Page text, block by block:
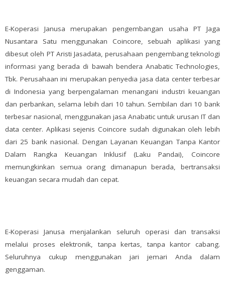
E-Koperasi Janusa merupakan pengembangan usaha PT Jaga
Nusantara Satu menggunakan Coincore, sebuah aplikasi yang
dibesut oleh PT Aristi Jasadata, perusahaan pengembang teknologi
informasi yang berada di bawah bendera Anabatic Technologies,
Tbk. Perusahaan ini merupakan penyedia jasa data center terbesar
di Indonesia yang berpengalaman menangani industri keuangan
dan perbankan, selama lebih dari 10 tahun. Sembilan dari 10 bank
terbesar nasional, menggunakan jasa Anabatic untuk urusan IT dan
data center. Aplikasi sejenis Coincore sudah digunakan oleh lebih
dari 25 bank nasional. Dengan Layanan Keuangan Tanpa Kantor
Dalam Rangka Keuangan Inklusif (Laku Pandai), Coincore
memungkinkan semua orang dimanapun berada, bertransaksi
keuangan secara mudah dan cepat.
E-Koperasi Janusa menjalankan seluruh operasi dan transaksi
melalui proses elektronik, tanpa kertas, tanpa kantor cabang.
Seluruhnya cukup menggunakan jari jemari Anda dalam
genggaman.